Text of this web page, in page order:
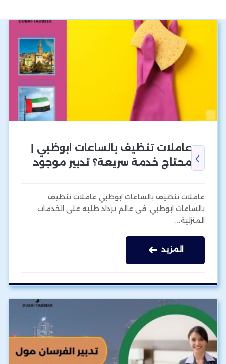
عاملات تنظيف بالساعات ابوظبي |
محتاج خدمة سريعة؟ تدبير موجود
عاملات تنظيف بالساعات ابوظبي عاملات تنظيف
بالساعات ابوظبي، في عالم يزداد طلبه على الخدمات
المنزلية…
المزيد